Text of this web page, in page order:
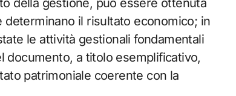
della gestione, può essere ottenuta
determinano il risultato economico; in
le attività gestionali fondamentali
documento, a titolo esemplificativo,
patrimoniale coerente con la